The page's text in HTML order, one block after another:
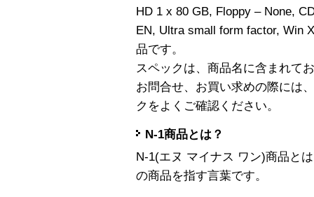
HD 1 x 80 GB, Floppy – None,
EN, Ultra small form factor, Win
品です。
スペックは、商品名に含まれて
お問合せ、お買い求めの際には
クをよくご確認ください。
N-1商品とは？
N-1(エヌ マイナス ワン)商品と
の商品を指す言葉です。